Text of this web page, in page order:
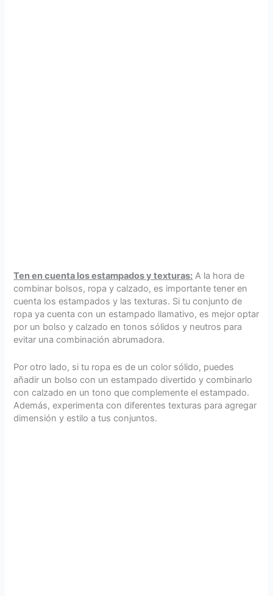
Ten en cuenta los estampados y texturas: A la hora de
combinar bolsos, ropa y calzado, es importante tener en
cuenta los estampados y las texturas. Si tu conjunto de
ropa ya cuenta con un estampado llamativo, es mejor optar
por un bolso y calzado en tonos sólidos y neutros para
evitar una combinación abrumadora.
Por otro lado, si tu ropa es de un color sólido, puedes
añadir un bolso con un estampado divertido y combinarlo
con calzado en un tono que complemente el estampado.
Además, experimenta con diferentes texturas para agregar
dimensión y estilo a tus conjuntos.